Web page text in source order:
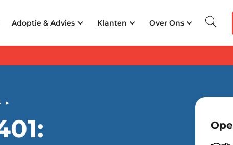
jaar ervaring
Adoptie & Advies Klanten Over Ons
▸